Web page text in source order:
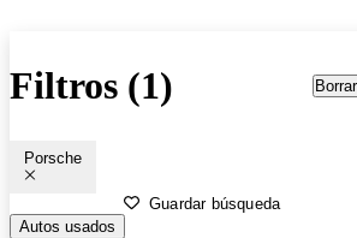
Filtros (1)
Porsche
Guardar búsqueda
Autos usados